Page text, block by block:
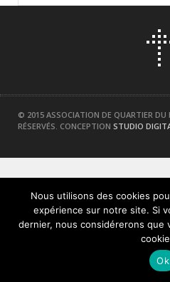
© 2015 ASSOCIATION DE QUARTIER DU
RÉSERVÉS. CONCEPTION STUDIO
Nous utilisons des cookies
expérience sur notre site. Si
dernier, nous considérerons que
Ok